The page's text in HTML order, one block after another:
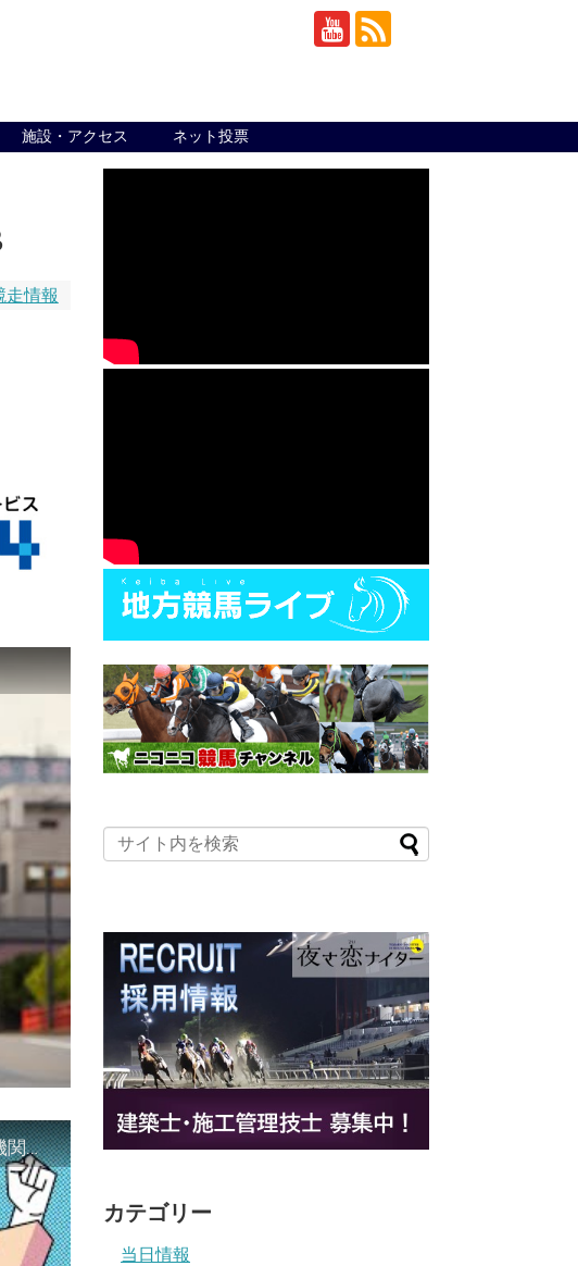
施設・アクセス ネット投票
走情報
「ギャンブル等依存症対策啓発動画 ～一人で悩まず、家族で悩まず、まず！相談機関へ～」
カテゴリー
当日情報